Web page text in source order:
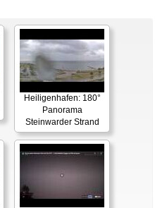
Heiligenhafen: 180°
Panorama
Steinwarder Strand